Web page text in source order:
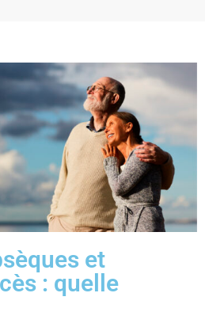
et
: quelle